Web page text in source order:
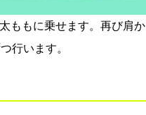
ももに乗せます。再び肩
行います。